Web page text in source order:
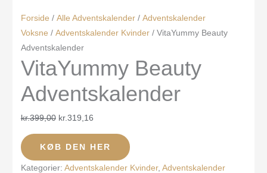
Forside / Alle Adventskalender/ Adventskalender
Voksne / Adventskalender Kvinder/ VitaYummy Beauty
Adventskalender
VitaYummy Beauty
Adventskalender
kr.399,00 kr.319,16
KØB DEN HER
Kategorier: Adventskalender Kvinder, Adventskalender